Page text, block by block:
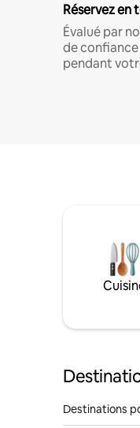
Réservez
Évalué par
de
pendant
Destinations